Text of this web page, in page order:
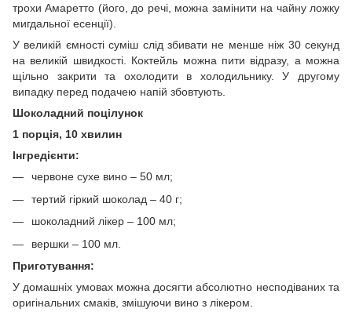
трохи Амаретто (його, до речі, можна замінити на чайну ложку
мигдальної есенції).
У великій ємності суміш слід збивати не менше ніж 30 секунд
на великій швидкості. Коктейль можна пити відразу, а можна
щільно закрити та охолодити в холодильнику. У другому
випадку перед подачею напій збовтують.
Шоколадний поцілунок
1 порція, 10 хвилин
Інгредієнти:
червоне сухе вино – 50 мл;
тертий гіркий шоколад – 40 г;
шоколадний лікер – 100 мл;
вершки – 100 мл.
Приготування:
У домашніх умовах можна досягти абсолютно несподіваних та
оригінальних смаків, змішуючи вино з лікером.